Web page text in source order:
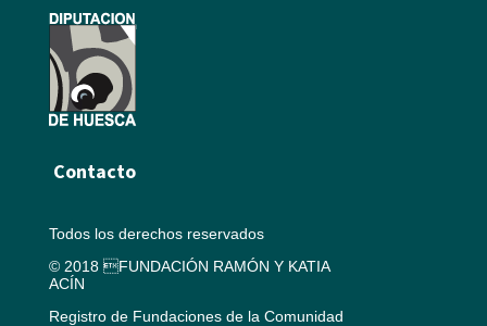
Contacto
Todos los derechos reservados
© 2018 FUNDACIÓN RAMÓN Y KATIA
ACÍN
Registro de Fundaciones de la Comunidad